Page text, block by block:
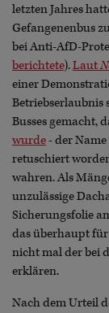
letzten Jahres
Gefangenenbus
bei Anti-AfD-
berichtete).Laut
einer
Betriebserlaubnis
Busses gemacht,
wurde- der
retuschiert
wahren. Als
unzulässige
Sicherungsfolie
das überhaupt für
nicht mal der bei
erklären.
Nach dem Urteil